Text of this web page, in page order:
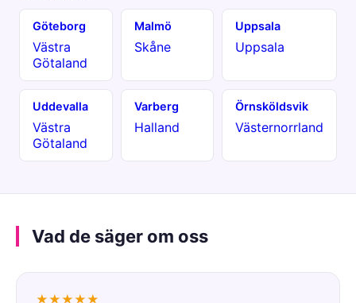
Göteborg
Västra
Götaland
Malmö
Skåne
Uppsala
Uppsala
Uddevalla
Västra
Götaland
Varberg
Halland
Örnsköldsvik
Västernorrland
Vad de säger om oss
★★★★★